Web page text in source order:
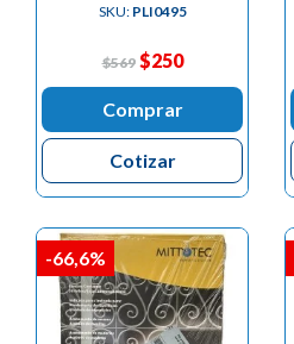
SKU: PLI0495
$569 $250
Comprar
Cotizar
-66,6%